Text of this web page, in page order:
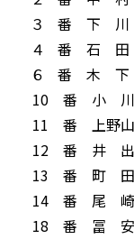
３ 番 下
４ 番 石
６ 番 木
10 番 小
11 番 上野
12 番 井
13 番 町
14 番 尾
18 番 冨